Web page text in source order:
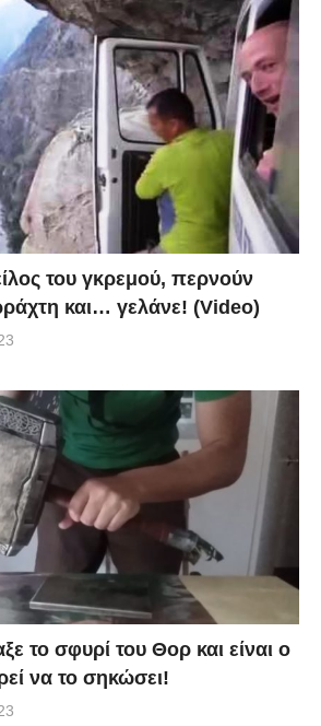
του γκρεμού, περνούν
και… γελάνε! (Video)
το σφυρί του Θορ και είναι ο
να το σηκώσει!